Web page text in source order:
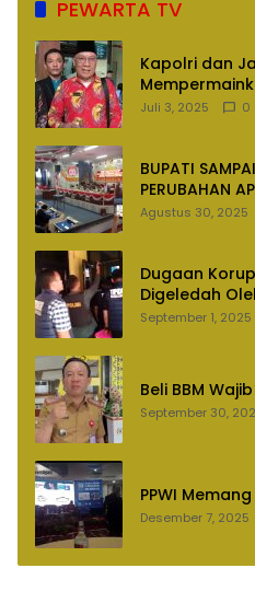
PEWARTA TV
Kapolri dan
Juli 3, 2025 0
BUPATI
PERUBAHAN
2025
Agustus 30, 2025
Dugaan
Digeledah
Lampung Utara
September 1, 2025
Beli BBM
September 30,
PPWI
Desember 7, 2025